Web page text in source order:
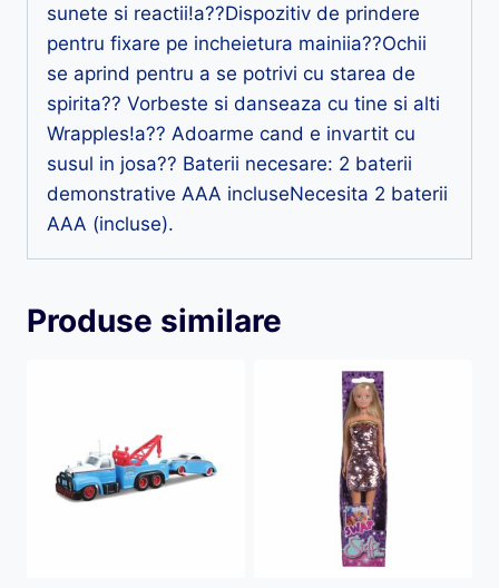
sunete si reactii!a??Dispozitiv de prindere
pentru fixare pe incheietura mainiia??Ochii
se aprind pentru a se potrivi cu starea de
spirita?? Vorbeste si danseaza cu tine si alti
Wrapples!a?? Adoarme cand e invartit cu
susul in josa?? Baterii necesare: 2 baterii
demonstrative AAA incluseNecesita 2 baterii
AAA (incluse).
Produse similare